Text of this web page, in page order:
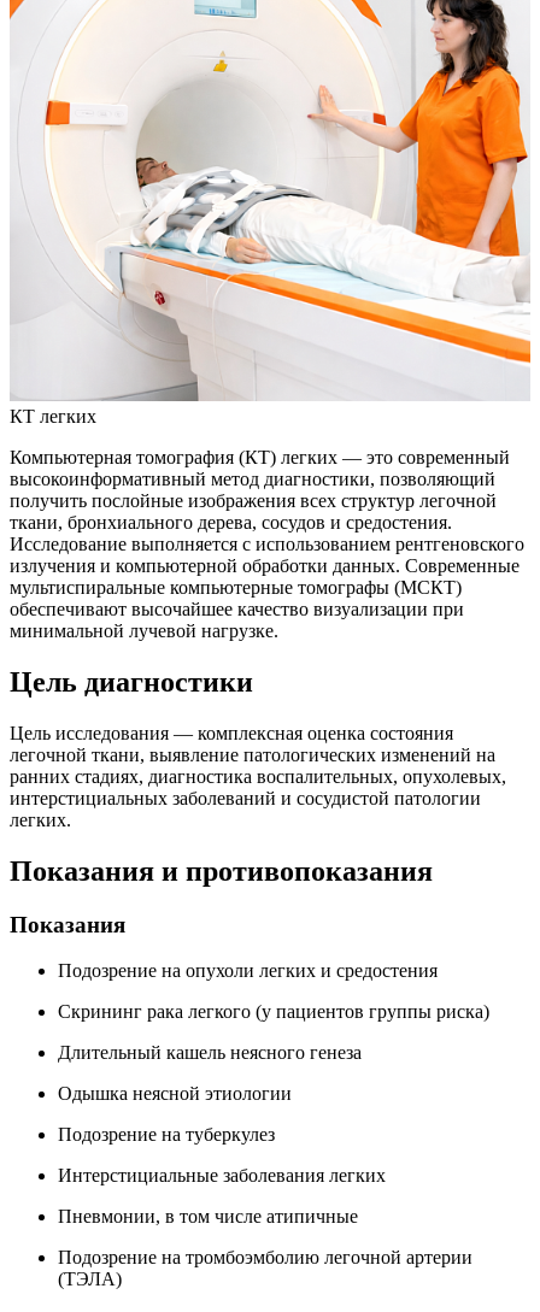
КТ легких
Компьютерная томография (КТ) легких — это современный
высокоинформативный метод диагностики, позволяющий
получить послойные изображения всех структур легочной
ткани, бронхиального дерева, сосудов и средостения.
Исследование выполняется с использованием рентгеновского
излучения и компьютерной обработки данных. Современные
мультиспиральные компьютерные томографы (МСКТ)
обеспечивают высочайшее качество визуализации при
минимальной лучевой нагрузке.
Цель диагностики
Цель исследования — комплексная оценка состояния
легочной ткани, выявление патологических изменений на
ранних стадиях, диагностика воспалительных, опухолевых,
интерстициальных заболеваний и сосудистой патологии
легких.
Показания и противопоказания
Показания
Подозрение на опухоли легких и средостения
Скрининг рака легкого (у пациентов группы риска)
Длительный кашель неясного генеза
Одышка неясной этиологии
Подозрение на туберкулез
Интерстициальные заболевания легких
Пневмонии, в том числе атипичные
Подозрение на тромбоэмболию легочной артерии
(ТЭЛА)